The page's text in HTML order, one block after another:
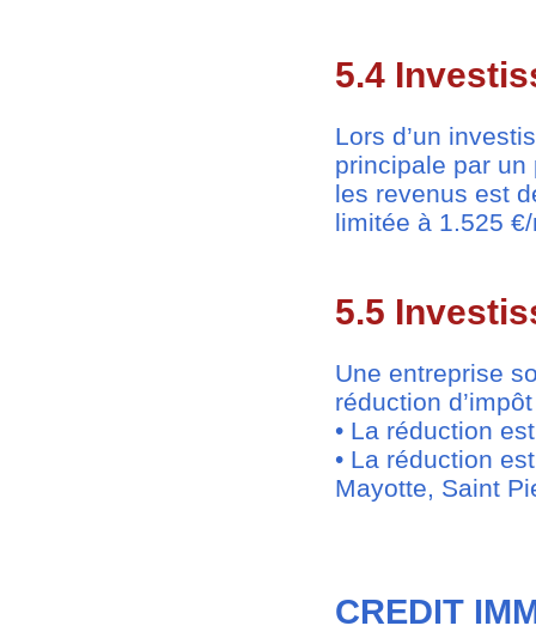
5.4
Lors d’un
principale par un
les revenus est
limitée à 1.525
5.5
Une entreprise
réduction
• La réduction
• La réduction
Mayotte, Saint
CREDIT